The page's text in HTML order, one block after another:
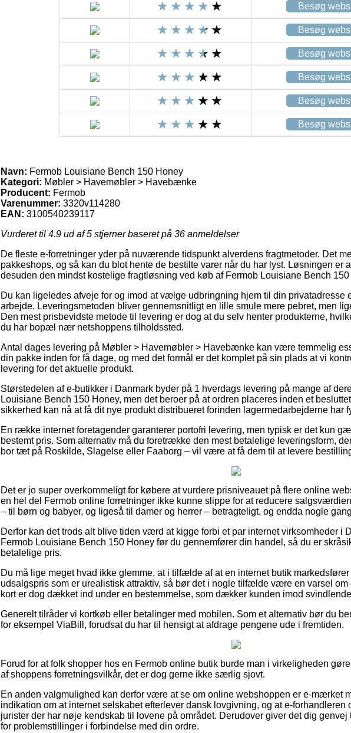
Besøg
Besøg
Besøg
Besøg
Besøg
Besøg
Navn: Fermob Louisiane Bench 150 Honey
Kategori: Møbler > Havemøbler > Havebænke
Producent: Fermob
Varenummer: 3320v114280
EAN: 3100540239117
Vurderet til 4.9 ud af 5 stjerner baseret på 36 anmeldelser
De fleste e-forretninger yder på nuværende tidspunkt alverdens fragtmetoder. Det
pakkeshops, og så kan du blot hente de bestilte varer når du har lyst. Løsningen er
desuden den mindst kostelige fragtløsning ved køb af Fermob Louisiane Bench 150
Du kan ligeledes afveje for og imod at vælge udbringning hjem til din privatadresse
arbejde. Leveringsmetoden bliver gennemsnitligt en lille smule mere pebret, men
Den mest prisbevidste metode til levering er dog at du selv henter produkterne,
du har bopæl nær netshoppens tilholdssted.
Antal dages levering på Møbler > Havemøbler > Havebænke kan være temmelig
din pakke inden for få dage, og med det formål er det komplet på sin plads at vi
levering for det aktuelle produkt.
Størstedelen af e-butikker i Danmark byder på 1 hverdags levering på mange af
Louisiane Bench 150 Honey, men det beroer på at ordren placeres inden et
sikkerhed kan nå at få dit nye produkt distribueret forinden lagermedarbejderne har
En række internet foretagender garanterer portofri levering, men typisk er det kun
bestemt pris. Som alternativ må du foretrække den mest betalelige leveringsform,
bor tæt på Roskilde, Slagelse eller Faaborg – vil være at få dem til at levere
Det er jo super overkommeligt for købere at vurdere prisniveauet på flere online
en hel del Fermob online forretninger ikke kunne slippe for at reducere
– til børn og babyer, og ligeså til damer og herrer – betragteligt, og endda nogle
Derfor kan det trods alt blive tiden værd at kigge forbi et par internet virksomheder i
Fermob Louisiane Bench 150 Honey før du gennemfører din handel, så du er
betalelige pris.
Du må lige meget hvad ikke glemme, at i tilfælde af at en internet butik
udsalgspris som er urealistisk attraktiv, så bør det i nogle tilfælde være en varsel
kort er dog dækket ind under en bestemmelse, som dækker kunden imod
Generelt tilråder vi kortkøb eller betalinger med mobilen. Som et alternativ bør du
for eksempel ViaBill, forudsat du har til hensigt at afdrage pengene ude i fremtiden.
Forud for at folk shopper hos en Fermob online butik burde man i virkeligheden
af shoppens forretningsvilkår, det er dog gerne ikke særlig sjovt.
En anden valgmulighed kan derfor være at se om online webshoppen er e-mærket
indikation om at internet selskabet efterlever dansk lovgivning, og at e-forhandleren
jurister der har nøje kendskab til lovene på området. Derudover giver det dig
for problemstillinger i forbindelse med din ordre.